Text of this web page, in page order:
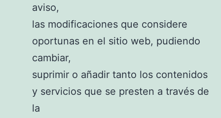
aviso,
las modificaciones que considere
oportunas en el sitio web, pudiendo
cambiar,
suprimir o añadir tanto los contenidos
y servicios que se presten a través de
la